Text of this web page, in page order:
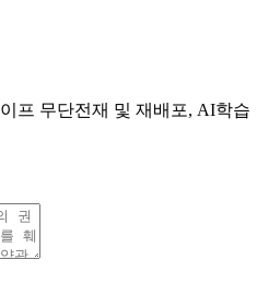
프 무단전재 및 재배포, AI학습